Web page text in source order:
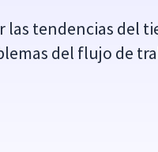
las tendencias del
del flujo de